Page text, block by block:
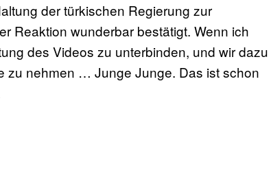
der türkischen Regierung zur
Reaktion wunderbar bestätigt. Wenn ich
des Videos zu unterbinden, und wir dazu
zu nehmen … Junge Junge. Das ist schon